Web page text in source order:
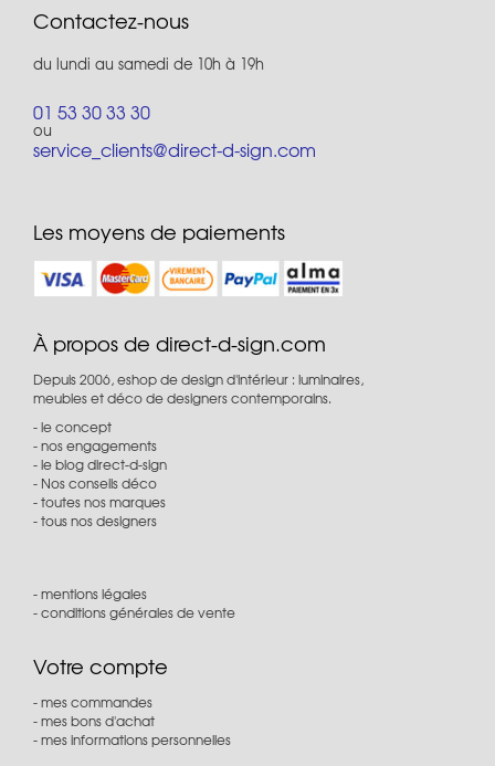
Contactez-nous
du lundi au samedi de 10h à 19h
01 53 30 33 30
ou
service_clients@direct-d-sign.com
Les moyens de paiements
À propos de direct-d-sign.com
Depuis 2006, eshop de design d'intérieur : luminaires,
meubles et déco de designers contemporains.
le concept
nos engagements
le blog direct-d-sign
Nos conseils déco
toutes nos marques
tous nos designers
mentions légales
conditions générales de vente
Votre compte
mes commandes
mes bons d'achat
mes informations personnelles